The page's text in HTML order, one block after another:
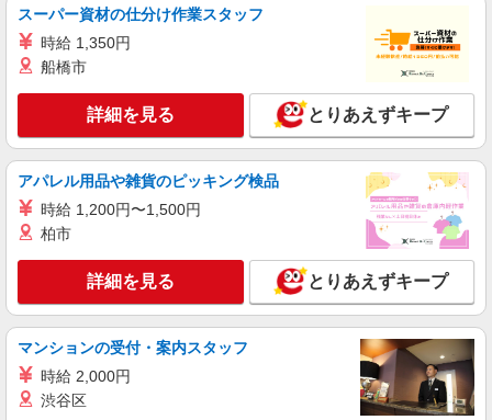
算 ・賞与あり・時間外手当あり（平均残業時間：
10h/月）・地域手当/職能手当あり・Workstyle支
援金（4000円/月）あり・実績によりインセンティ
給(規定有) お友達を紹介頂くと, インセンティブ支
給(規定有) ゜・。○。・゜+゜・。○。・゜+゜
鹿児島県霧島市の家電量販店
詳細を見る
株式会社シエロ
【softbank】の携帯販売スタッフ
月給220000円〜240000円（経験・能力によ
る） 固定残業代:32000円〜48000円（20時間相
当） ※時間外手当は時間外労働の有無にかかわら
ず、固定残業代として支給し、相当時間を超える
時間外労働分は法定どおり追加で支給します。 ※
試用期間あり6ヶ月 ※残業代支給 ★交通費別途支
給（規定あり） ゜+゜・。○。・゜+゜・。
○。・゜+゜ 入社祝い金10万円支給(規定有) お友達
を紹介頂くと, インセンティブ支給(規定有) ゜・。
鹿児島県霧島市のsoftbankショップ
キープ 詳細を見る
株式会社シエロ
人気機種に詳しくなれる携帯販売【docomo】
未経験者 時給1350円 経験者 時給1400円〜
スーパー資材の仕分け作業スタッフ
時給 1,350円
船橋市
詳細を見る とりあえずキープ
アパレル用品や雑貨のピッキング検品
時給 1,200円〜1,500円
柏市
詳細を見る とりあえずキープ
マンションの受付・案内スタッフ
時給 2,000円
渋谷区